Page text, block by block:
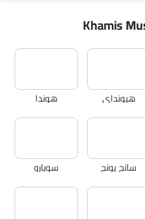
هيونداي هوندا
سانج يونج سوبارو